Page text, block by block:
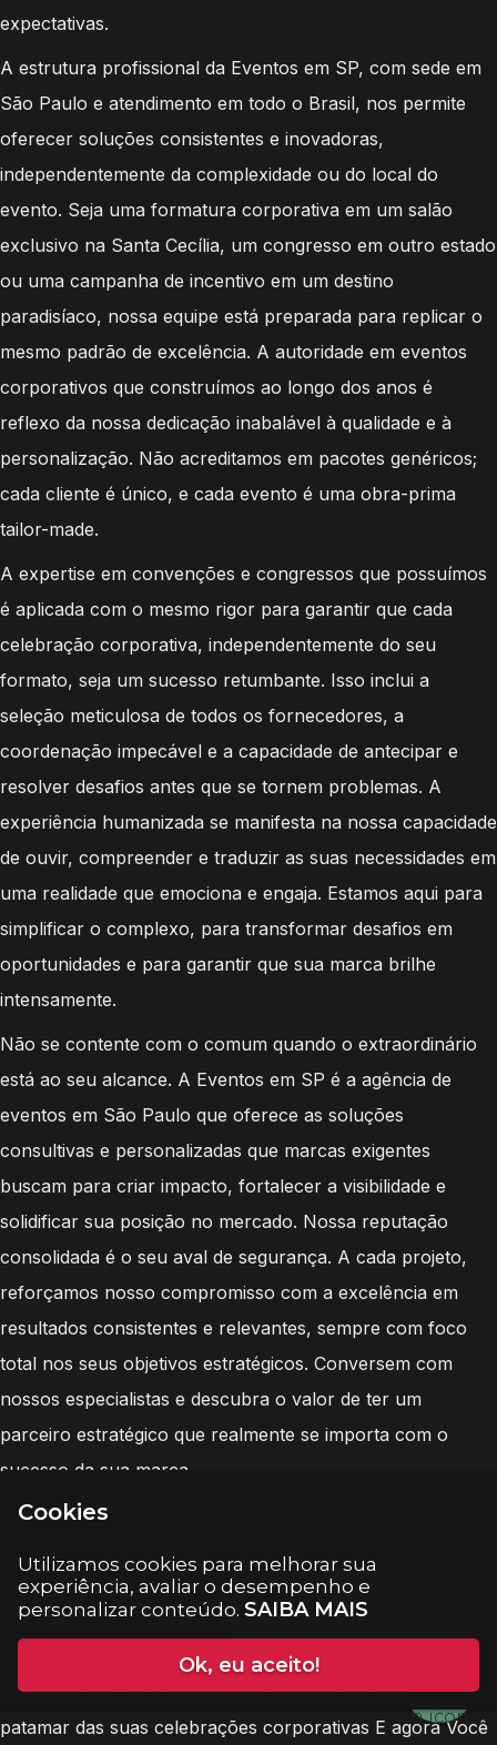
expectativas.
A estrutura profissional da Eventos em SP, com sede em
São Paulo e atendimento em todo o Brasil, nos permite
oferecer soluções consistentes e inovadoras,
independentemente da complexidade ou do local do
evento. Seja uma formatura corporativa em um salão
exclusivo na Santa Cecília, um congresso em outro estado
ou uma campanha de incentivo em um destino
paradisíaco, nossa equipe está preparada para replicar o
mesmo padrão de excelência. A autoridade em eventos
corporativos que construímos ao longo dos anos é
reflexo da nossa dedicação inabalável à qualidade e à
personalização. Não acreditamos em pacotes genéricos;
cada cliente é único, e cada evento é uma obra-prima
tailor-made.
A expertise em convenções e congressos que possuímos
é aplicada com o mesmo rigor para garantir que cada
celebração corporativa, independentemente do seu
formato, seja um sucesso retumbante. Isso inclui a
seleção meticulosa de todos os fornecedores, a
coordenação impecável e a capacidade de antecipar e
resolver desafios antes que se tornem problemas. A
experiência humanizada se manifesta na nossa capacidade
de ouvir, compreender e traduzir as suas necessidades em
uma realidade que emociona e engaja. Estamos aqui para
simplificar o complexo, para transformar desafios em
oportunidades e para garantir que sua marca brilhe
intensamente.
Não se contente com o comum quando o extraordinário
está ao seu alcance. A Eventos em SP é a agência de
eventos em São Paulo que oferece as soluções
consultivas e personalizadas que marcas exigentes
buscam para criar impacto, fortalecer a visibilidade e
solidificar sua posição no mercado. Nossa reputação
consolidada é o seu aval de segurança. A cada projeto,
reforçamos nosso compromisso com a excelência em
resultados consistentes e relevantes, sempre com foco
total nos seus objetivos estratégicos. Conversem com
nossos especialistas e descubra o valor de ter um
parceiro estratégico que realmente se importa com o
sucesso da sua marca.
A Eventos em SP proporciona não apenas um evento,
marca, criando memórias que duram e fortalecendo laços
estratégicos. A busca peloMelhor dj Para Formaturas na
se integra a uma visão mais ampla de
excelência e impacto. Você está pronto para elevar o
patamar das suas celebrações corporativas E agora Você
Cookies
Utilizamos cookies para melhorar sua
experiência, avaliar o desempenho e
personalizar conteúdo. SAIBA MAIS
Ok, eu aceito!